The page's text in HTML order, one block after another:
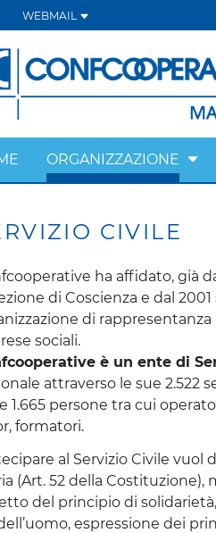
WEBMAIL
ORGANIZZAZIONE
CIVILE
ha affidato, già
di Coscienza e dal
di
sociali.
è un ente di
attraverso le sue 2.522
1.665 persone tra cui
formatori.
al Ser­vi­zio Civi­le
(Art. 52 del­la
del prin­ci­pio di
espres­sio­ne dei